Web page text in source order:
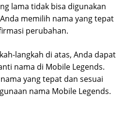
lama tidak bisa digunakan
memilih nama yang tepat
perubahan.
langkah di atas, Anda dapat
nama di Mobile Legends.
yang tepat dan sesuai
nama Mobile Legends.